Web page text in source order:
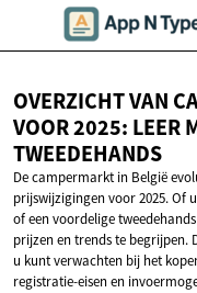
OVERZICHT VAN
VOOR 2025: LEER
TWEEDEHANDS
De campermarkt in België
prijswijzigingen voor 2025. Of
of een voordelige
prijzen en trends te begrijpen.
u kunt verwachten bij het
registratie-eisen en